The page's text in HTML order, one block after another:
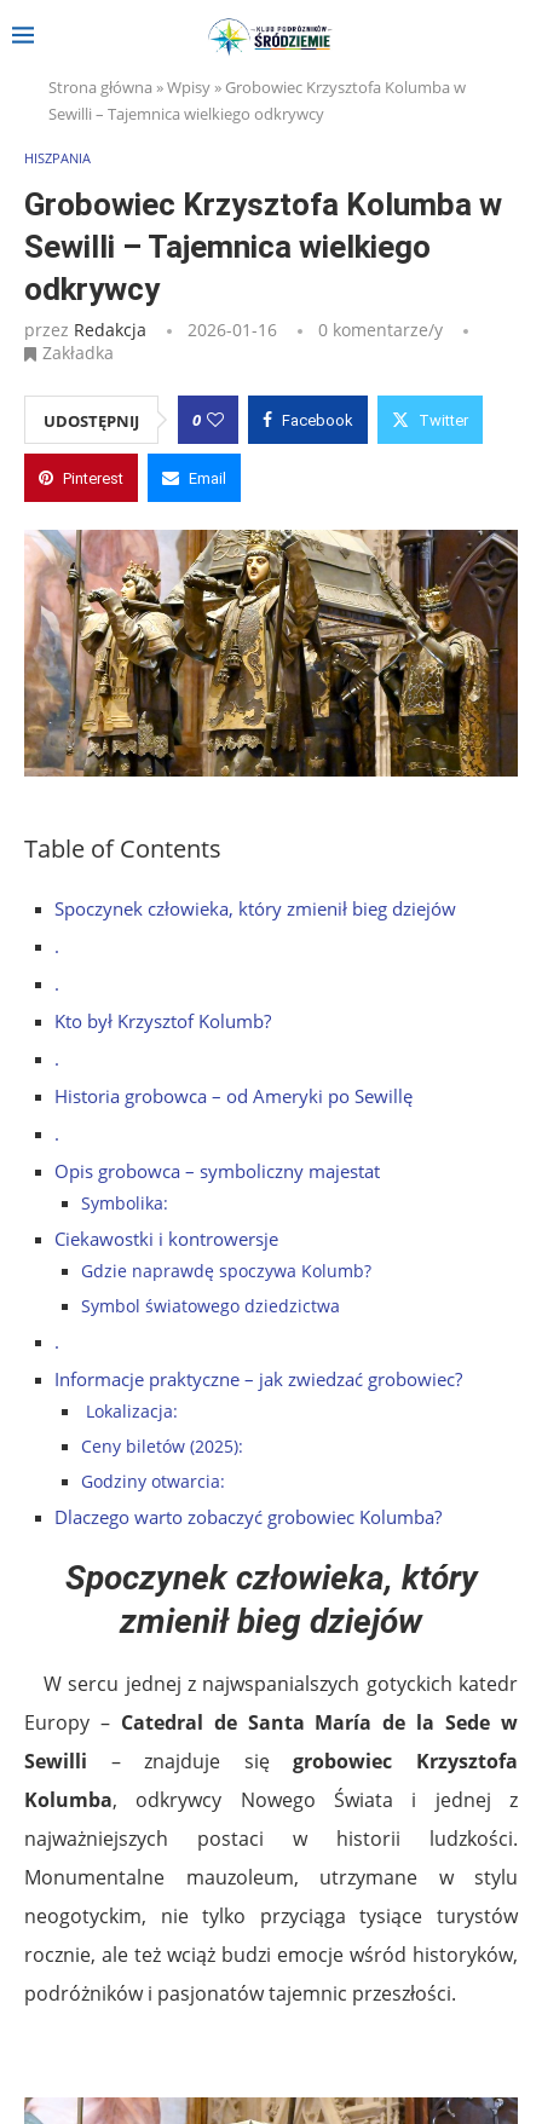
Strona główna »Wpisy» Grobowiec Krzysztofa Kolumba w
Sewilli – Tajemnica wielkiego odkrywcy
HISZPANIA
Grobowiec Krzysztofa Kolumba w
Sewilli – Tajemnica wielkiego
odkrywcy
przez Redakcja 2026-01-16
0 komentarze/y
Zakładka
UDOSTĘPNIJ 0 Facebook Twitter
Pinterest Email
Table of Contents
Spoczynek człowieka, który zmienił bieg dziejów
.
.
Kto był Krzysztof Kolumb?
.
Historia grobowca – od Ameryki po Sewillę
.
Opis grobowca – symboliczny majestat
Symbolika:
Ciekawostki i kontrowersje
Gdzie naprawdę spoczywa Kolumb?
Symbol światowego dziedzictwa
.
Informacje praktyczne – jak zwiedzać grobowiec?
Lokalizacja:
Ceny biletów (2025):
Godziny otwarcia:
Dlaczego warto zobaczyć grobowiec Kolumba?
Spoczynek człowieka, który
zmienił bieg dziejów
W sercu jednej z najwspanialszych gotyckich katedr
Europy – Catedral de Santa María de la Sede w
Sewilli – znajduje sięgrobowiec Krzysztofa
Kolumba, odkrywcy Nowego Świata i jednej z
najważniejszych postaci w historii ludzkości.
Monumentalne mauzoleum, utrzymane w stylu
neogotyckim, nie tylko przyciąga tysiące turystów
rocznie, ale też wciąż budzi emocje wśród historyków,
podróżników i pasjonatów tajemnic przeszłości.